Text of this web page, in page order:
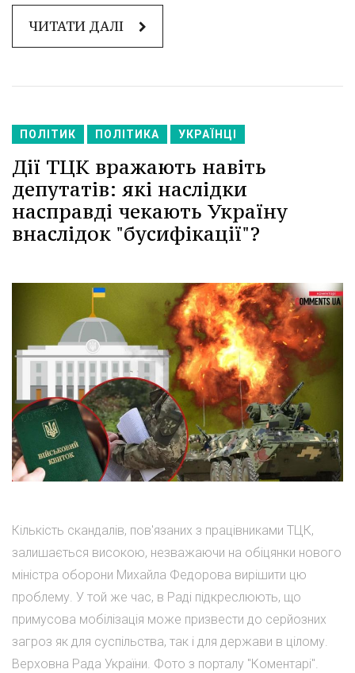
ЧИТАТИ ДАЛІ
ПОЛІТИК ПОЛІТИКА УКРАЇНЦІ
Дії ТЦК вражають навіть
депутатів: які наслідки
насправді чекають Україну
внаслідок "бусифікації"?
Кількість скандалів, пов'язаних з працівниками ТЦК,
залишається високою, незважаючи на обіцянки нового
міністра оборони Михайла Федорова вирішити цю
проблему. У той же час, в Раді підкреслюють, що
примусова мобілізація може призвести до серйозних
загроз як для суспільства, так і для держави в цілому.
Верховна Рада України. Фото з порталу "Коментарі".